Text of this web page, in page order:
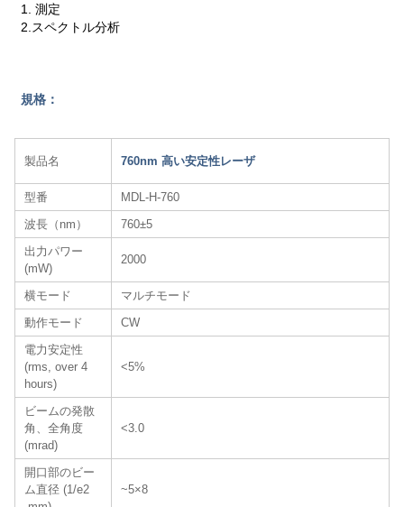
1. 測定
2.スペクトル分析
規格：
製品名 760nm 高い安定性レーザ
型番
MDL-H-760
波長（nm）
760±5
出力パワー
(mW)
2000
横モード
マルチモード
動作モード
CW
電力安定性
(rms, over 4
hours)
<5%
ビームの発散
角、全角度
(mrad)
<3.0
開口部のビー
ム直径 (1/e2
~5×8